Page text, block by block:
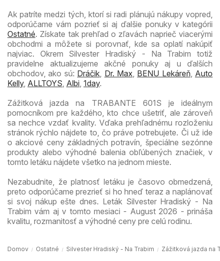
Ak patríte medzi tých, ktorí si radi plánujú nákupy vopred,
odporúčame vám pozrieť si aj ďalšie ponuky v kategórii
Ostatné. Získate tak prehľad o zľavách naprieč viacerými
obchodmi a môžete si porovnať, kde sa oplatí nakúpiť
najviac. Okrem Silvester Hradiský - Na Trabim totiž
pravidelne aktualizujeme akčné ponuky aj u ďalších
obchodov, ako sú: Dráčik Dr. Max BENU Lekáreň, Auto
Kelly, ALLTOYS Albi 1day.
Zážitková jazda na TRABANTE 601S je ideálnym
pomocníkom pre každého, kto chce ušetriť, ale zároveň
sa nechce vzdať kvality. Vďaka prehľadnému rozloženiu
stránok rýchlo nájdete to, čo práve potrebujete. Či už ide
o akciové ceny základných potravín, špeciálne sezónne
produkty alebo výhodné balenia obľúbených značiek, v
tomto letáku nájdete všetko na jednom mieste.
Nezabudnite, že platnosť letáku je časovo obmedzená,
preto odporúčame prezrieť si ho hneď teraz a naplánovať
si svoj nákup ešte dnes. Leták Silvester Hradiský - Na
Trabim vám aj v tomto mesiaci - August 2026 - prináša
kvalitu, rozmanitosť a výhodné ceny pre celú rodinu.
Domov Ostatné Silvester Hradiský - Na Trabim Zážitková jazda na